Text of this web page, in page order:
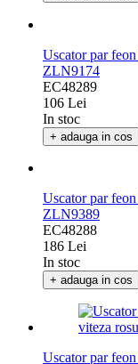
Uscator par
ZLN9174
EC48289
106 Lei
In stoc
Uscator par
ZLN9389
EC48288
186 Lei
In stoc